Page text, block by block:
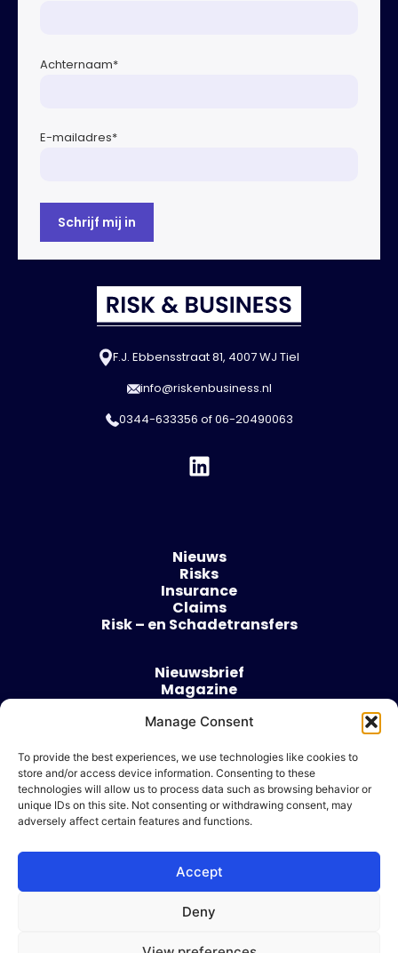
Manage Consent
To provide the best experiences, we use technologies like cookies to
store and/or access device information. Consenting to these
technologies will allow us to process data such as browsing behavior or
unique IDs on this site. Not consenting or withdrawing consent, may
adversely affect certain features and functions.
Accept
Deny
Achternaam*
E-mailadres*
F.J. Ebbensstraat 81, 4007 WJ Tiel
info@riskenbusiness.nl
0344-633356 of06-20490063
Nieuws
Risks
Insurance
Claims
Risk – en Schadetransfers
Nieuwsbrief
Magazine
Over
Algemene voorwaarden
Cookie beleid
Ik wil adverteren
© 2026 Risk & Business